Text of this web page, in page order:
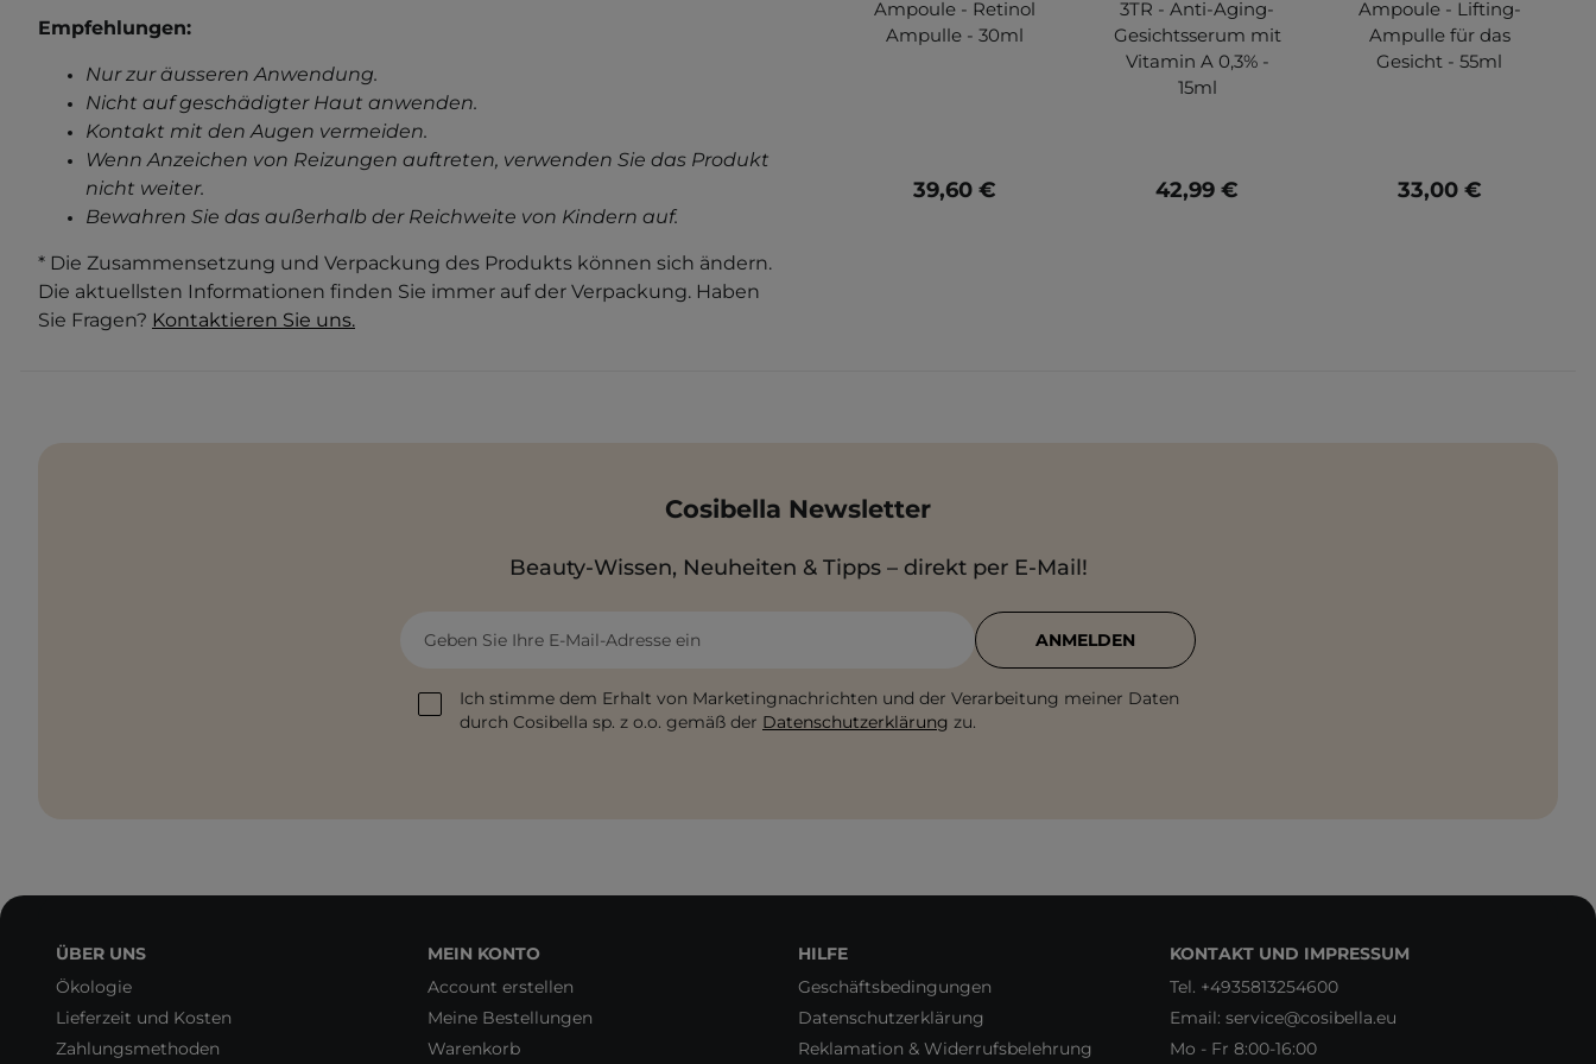
Empfehlungen:
Nur zur äusseren Anwendung.
Nicht auf geschädigter Haut anwenden.
Kontakt mit den Augen vermeiden.
Wenn Anzeichen von Reizungen auftreten, verwenden Sie das Produkt
nicht weiter.
Bewahren Sie das außerhalb der Reichweite von Kindern auf.
* Die Zusammensetzung und Verpackung des Produkts können sich ändern.
Die aktuellsten Informationen finden Sie immer auf der Verpackung. Haben
Sie Fragen? Kontaktieren Sie uns.
Ampoule - Retinol
Ampulle - 30ml
39,60 €
3TR - Anti-Aging-
Gesichtsserum mit
Vitamin A 0,3% -
15ml
42,99 €
Ampoule - Lifting-
Ampulle für das
Gesicht - 55ml
33,00 €
Cosibella Newsletter
Beauty-Wissen, Neuheiten & Tipps – direkt per E-Mail!
Geben Sie Ihre E-Mail-Adresse ein
Ich stimme dem Erhalt von Marketingnachrichten und der Verarbeitung meiner Daten
durch Cosibella sp. z o.o. gemäß der Datenschutzerklärung zu.
ANMELDEN
ÜBER UNS
Ökologie
Lieferzeit und Kosten
Zahlungsmethoden
MEIN KONTO
Account erstellen
Meine Bestellungen
Warenkorb
HILFE
Geschäftsbedingungen
Datenschutzerklärung
Reklamation & Widerrufsbelehrung
KONTAKT UND IMPRESSUM
Tel. +4935813254600
Email: service@cosibella.eu
Mo - Fr 8:00-16:00